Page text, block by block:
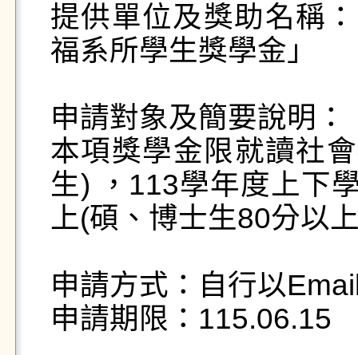
提供單位及獎助名稱
福系所學生獎學金」
申請對象及簡要說明：
本項獎學金限就讀社
生) ，113學年度上下
上(碩、博士生80分以
申請方式：自行以
申請期限：115.06.15